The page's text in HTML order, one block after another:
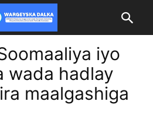
iyo
wada hadlay
maalgashiga